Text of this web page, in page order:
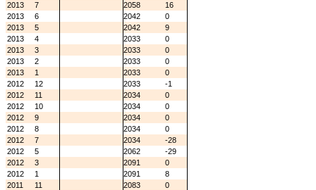
2013
7 2058
16
2013
6 2042
0
2013
5 2042
9
2013
4 2033
0
2013
3 2033
0
2013
2 2033
0
2013
1 2033
0
2012
12 2033
-1
2012
11 2034
0
2012
10 2034
0
2012
9 2034
0
2012
8 2034
0
2012
7 2034
-28
2012
5 2062
-29
2012
3 2091
0
2012
1 2091
8
2011
11 2083
0